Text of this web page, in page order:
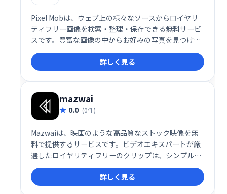
Pixel Mobは、ウェブ上の様々なソースからロイヤリ
ティフリー画像を検索・整理・保存できる無料サービ
スです。豊富な画像の中からお好みの写真を見つけ出
し、簡単にプロジェクトに取り入れることができま
す。面倒な著作権確認も不要で、クリエイティブな作
業をスムーズに進められます。
詳しく見る
mazwai
0.0 (0件)
Mazwaiは、映画のような高品質なストック映像を無
料で提供するサービスです。ビデオエキスパートが厳
選したロイヤリティフリーのクリップは、シンプルで
安全なライセンスで利用でき、幅広いクリエイティブ
プロジェクトに最適です。比類のない高品質な映像
で、あなたの作品をより魅力的に演出しましょう。
詳しく見る